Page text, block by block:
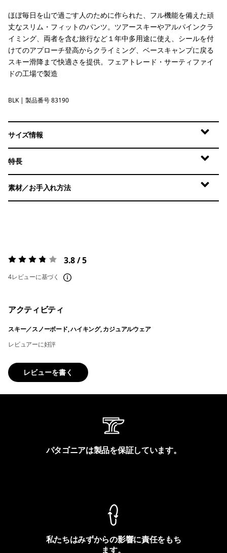
ほぼ毎日を山で過ごす人のために作られた、フル機能を備えた頑
丈なスリム・フィットのパンツ。ツアースキーやアルパインクラ
イミング、両者を含む旅行など１年中多用途に使え、シールを付
けてのアプローチ登高からクライミング、ベースキャンプに戻る
スキー滑降まで快適さを提供。フェアトレード・サーティファイ
ドの工場で製造
Black
BLK | 製品番号 83190
サイズ情報
特長
素材／お手入れ方法
評価:3.8 / 5 3.8 / 5
4レビューに基づく
アクティビティ
スキー／スノーボード, ハイキング, カジュアルウェア
レビュアーに好評
レビューを書く
パタゴニアは製品を保証しています。
私たちはみずからの影響に責任をもち
ます。